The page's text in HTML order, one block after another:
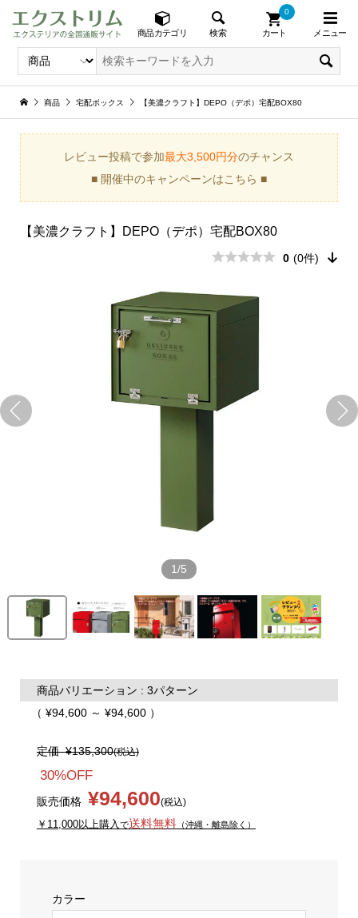
商品カテゴリ 検索 カート
0
メニュー
商品 宅配ボックス 【美濃クラフト】DEPO（デポ）宅配BOX80
レビュー投稿で参加最大3,500円分のチャンス
■ 開催中のキャンペーンはこちら ■
【美濃クラフト】DEPO（デポ）宅配BOX80
0 (0件)
1/5
商品バリエーション : 3パターン
（ ¥94,600 ～ ¥94,600 ）
定価¥135,300(税込)
30%OFF
販売価格 ¥94,600(税込)
￥11,000以上購入 で送料無料（沖縄・離島除く）
カラー